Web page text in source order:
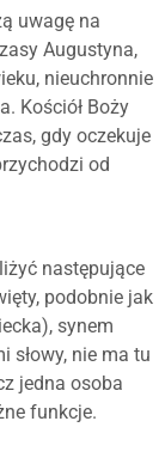
uwagę na
Augustyna,
nieuchronnie
Kościół Boży
gdy oczekuje
od
następujące
podobnie jak
synem
słowy, nie ma tu
jedna osoba
funkcje.